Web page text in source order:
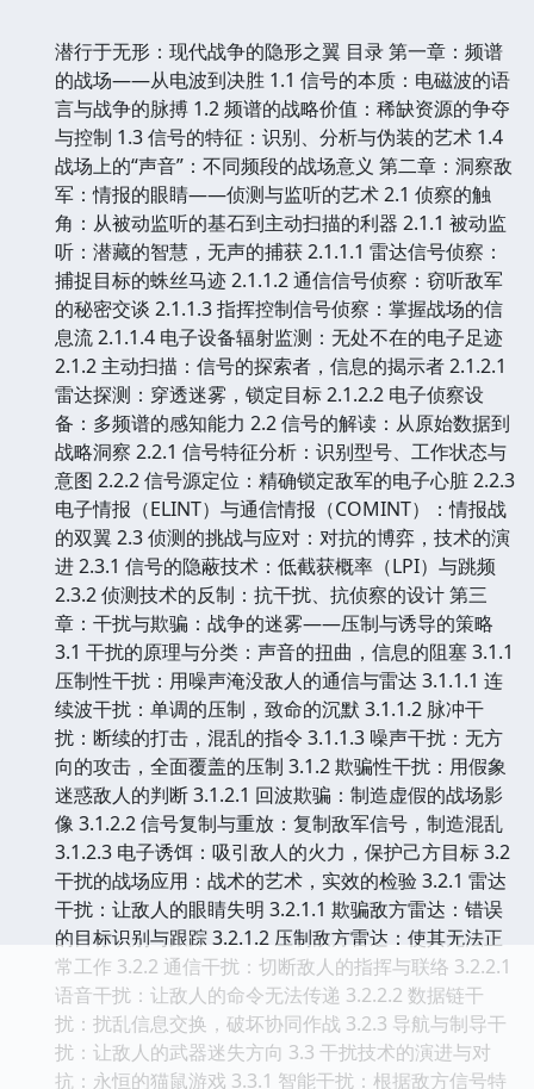
潜行于无形：现代战争的隐形之翼 目录 第一章：频谱的战场——从电波到决胜 1.1 信号的本质：电磁波的语言与战争的脉搏 1.2 频谱的战略价值：稀缺资源的争夺与控制 1.3 信号的特征：识别、分析与伪装的艺术 1.4 战场上的“声音”：不同频段的战场意义 第二章：洞察敌军：情报的眼睛——侦测与监听的艺术 2.1 侦察的触角：从被动监听的基石到主动扫描的利器 2.1.1 被动监听：潜藏的智慧，无声的捕获 2.1.1.1 雷达信号侦察：捕捉目标的蛛丝马迹 2.1.1.2 通信信号侦察：窃听敌军的秘密交谈 2.1.1.3 指挥控制信号侦察：掌握战场的信息流 2.1.1.4 电子设备辐射监测：无处不在的电子足迹 2.1.2 主动扫描：信号的探索者，信息的揭示者 2.1.2.1 雷达探测：穿透迷雾，锁定目标 2.1.2.2 电子侦察设备：多频谱的感知能力 2.2 信号的解读：从原始数据到战略洞察 2.2.1 信号特征分析：识别型号、工作状态与意图 2.2.2 信号源定位：精确锁定敌军的电子心脏 2.2.3 电子情报（ELINT）与通信情报（COMINT）：情报战的双翼 2.3 侦测的挑战与应对：对抗的博弈，技术的演进 2.3.1 信号的隐蔽技术：低截获概率（LPI）与跳频 2.3.2 侦测技术的反制：抗干扰、抗侦察的设计 第三章：干扰与欺骗：战争的迷雾——压制与诱导的策略 3.1 干扰的原理与分类：声音的扭曲，信息的阻塞 3.1.1 压制性干扰：用噪声淹没敌人的通信与雷达 3.1.1.1 连续波干扰：单调的压制，致命的沉默 3.1.1.2 脉冲干扰：断续的打击，混乱的指令 3.1.1.3 噪声干扰：无方向的攻击，全面覆盖的压制 3.1.2 欺骗性干扰：用假象迷惑敌人的判断 3.1.2.1 回波欺骗：制造虚假的战场影像 3.1.2.2 信号复制与重放：复制敌军信号，制造混乱 3.1.2.3 电子诱饵：吸引敌人的火力，保护己方目标 3.2 干扰的战场应用：战术的艺术，实效的检验 3.2.1 雷达干扰：让敌人的眼睛失明 3.2.1.1 欺骗敌方雷达：错误的目标识别与跟踪 3.2.1.2 压制敌方雷达：使其无法正常工作 3.2.2 通信干扰：切断敌人的指挥与联络 3.2.2.1 语音干扰：让敌人的命令无法传递 3.2.2.2 数据链干扰：扰乱信息交换，破坏协同作战 3.2.3 导航与制导干扰：让敌人的武器迷失方向 3.3 干扰技术的演进与对抗：永恒的猫鼠游戏 3.3.1 智能干扰：根据敌方信号特性进行自适应干扰 3.3.2 宽带干扰与窄带干扰：不同策略下的选择 3.3.3 反干扰技术：识别、过滤与补偿干扰信号 第四章：主动出击：电子攻击的利剑——摧毁与瘫痪的手段 4.1 电子攻击的定义与目标：直击敌方的电子系统 4.2 电子攻击的类型与方法：精准打击，致命一击 4.2.1 武器化信号：将信号转化为攻击的利器 4.2.1.1 微波武器：定向能攻击，瞬间摧毁 4.2.1.2 激光武器：精准光束，瘫痪电子设备 4.2.2 计算机病毒与网络攻击：渗透与瘫痪的信息战 4.2.2.1 攻击指挥控制系统：瓦解敌军的决策中枢 4.2.2.2 攻击武器系统：使其失去战斗力 4.2.2.3 攻击通信网络：切断敌军的信息生命线 4.2.3 电子战武器的部署与运用：特种作战的威力 4.3 电子攻击的效能与限制：战略威慑与战术运用 4.4 电子攻击的未来发展：智能化、自主化与无人化 第五章：隐身与反隐身：战场伪装的艺术——躲藏与反制的较量 5.1 隐身的原理与技术：让自身消失在敌人的视线中 5.1.1 雷达隐身：降低雷达反射截面积（RCS） 5.1.1.1 外形设计：减小反射面，避免直角 5.1.1.2 吸波材料：吸收雷达波，减少反射 5.1.1.3 涂层技术：改变表面特性，降低可探测性 5.1.2 红外隐身：降低自身红外辐射，对抗红外探测 5.1.3 声学隐身：降低自身产生的噪音，对抗声学探测 5.1.4 光学隐身：模拟周围环境，融入背景 5.2 反隐身技术：揭露隐藏的敌人 5.2.1 低频雷达：穿透隐身效果，探测目标 5.2.2 合成孔径雷达（SAR）：高分辨率成像，识别细节 5.2.3 多传感器融合：综合判断，减少误判 5.2.4 信号分析与识别：从微弱信号中提取信息 5.3 隐身与反隐身的持续对抗：技术的螺旋式发展 第六章：信息战的核心：网络空间的攻防——虚拟战场与现实冲突 6.1 网络空间的战略意义：新时代的战争空间 6.2 网络攻击的类型与手段：无声的渗透，致命的破坏 6.2.1 入侵与破坏：窃取信息，瘫痪系统 6.2.2 间谍与窃密：获取敏感数据，掌握主动 6.2.3 虚假信息传播：混淆视听，制造混乱 6.3 网络防御的策略与技术：固若金汤的防护网 6.3.1 入侵检测与防御：实时监控，及时响应 6.3.2 数据加密与安全认证：保护信息完整与安全 6.3.3 漏洞管理与补丁更新：消除潜在威胁 6.3.4 情报共享与协同防御：集众之力，抵御攻击 6.4 网络战与传统军事行动的融合：信息优势的放大器 第七章：电子战的未来：智能化、自主化与一体化 7.1 人工智能在电子战中的应用：让机器具备“智慧” 7.1.1 智能侦测与识别：快速分析海量信号 7.1.2 自适应干扰与欺骗：实时调整策略，有效压制 7.1.3 自主攻击与决策：在复杂环境中独立作战 7.2 无人系统在电子战中的角色：拓展战场边界 7.2.1 无人侦察平台：长时间、大范围的侦察 7.2.2 无人干扰平台：灵活部署，精准打击 7.2.3 无人机群协同作战：形成强大的电子战体系 7.3 电子战与人工智能、无人系统的一体化：形成新的作战模式 7.4 电子战的伦理与法律挑战：规则的重塑，责任的界定 引言： 在现代战争的宏大叙事中，硝烟与炮火固然触目惊心，但战场上无形的电波洪流，却扮演着更为深刻而关键的角色。它们如同无声的神经系统，连接着战场上的每一个节点，传递着生死攸关的信息，也构成了敌我双方攻防的核心。从古老的信号传递到如今的复杂电磁频谱，人类对电磁波的运用，早已渗透到军事斗争的每一个角落。 本书并非一部军事历史的回溯，也非仅仅罗列战术技巧的堆砌。它旨在深入剖析现代战争中，那些隐藏在电磁频谱之下的制胜机理。我们将一同探索，在这场无声的较量中，如何通过洞察敌军的电子脉搏，来把握战争的先机；如何巧妙地运用干扰与欺骗的艺术，来制造敌方的混乱与失误；如何通过精准的电子攻击，来瘫痪敌方的指挥与作战体系；如何在高科技的伪装下，让自身成为战场上难以捕捉的幽灵；又如何在虚拟的网络空间中，赢得信息战的胜利。 本书将带领读者穿越电磁的海洋，理解信号的语言，掌握侦测的智慧，领略干扰的威力，感受电子攻击的震撼，体会隐身与反隐身的博弈，并展望电子战的未来发展趋势。我们相信，只有深入理解这些“看不见”的战场规则，才能真正洞悉现代战争的本质，并在未来的冲突中，占据制胜的关键。 第一章：频谱的战场——从电波到决胜 电磁频谱，这个在我们日常生活中看似抽象的概念，在军事领域却是一个充满战略价值的“战场”。它涵盖了从低频的无线电波到高频的微波、红外线乃至可见光等一系列电磁辐射。每一种电磁波都携带着独特的信息，它们如同战场上的信使，传递着战术指令、目标情报、武器状态等关键数据。因此，谁能有效掌握、利用和控制电磁频谱，谁就可能在现代战争中获得决定性的优势。 1.1 信号的本质：电磁波的语言与战争的脉搏 从本质上讲，所有的电子设备，无论是雷达、通信系统还是导航设备，都在通过发射、接收和处理电磁波来完成其功能。这些电磁波并非杂乱无章，它们具有特定的频率、波形、调制方式、功率等特征，如同具有特定“语言”和“口音”的信号。敌我双方的通信信号、雷达扫描信号、电子战设备的干扰信号，都构成了战场上复杂而动态的电磁环境。理解这些信号的“语言”，识别它们的“身份”，是展开一切电子对抗活动的基础。 1.2 频谱的战略价值：稀缺资源的争夺与控制 电磁频谱资源并非取之不尽，用之不竭。可用的频段是有限的，而随着现代科技的发展，对频谱的需求却在不断增长。军事通信、雷达探测、精确制导、情报侦察等各个领域都需要占据特定的频段。因此，频谱的分配、利用和保护，本身就构成了一场激烈的战略竞争。拥有充足且高效的频谱资源，意味着能够支持更先进、更强大的电子战能力，从而在战场上获得主动权。频谱的控制权，也逐渐成为决定战争胜负的关键因素之一。 1.3 信号的特征：识别、分析与伪装的艺术 每一个电磁信号都如同一个独特的“身份证”。通过分析其频率、带宽、调制方式、脉冲宽度、脉冲重复频率等参数，军事分析人员可以判断出这是何种类型的信号（例如，是雷达信号还是通信信号），甚至是具体的设备型号。这种识别能力，是电子情报侦察的核心。反之，为了躲避侦测，己方设备会采取各种措施来改变信号特征，例如使用跳频技术（在不同频率间快速切换）、改变调制方式、降低发射功率等，从而实现“隐形”或“低可探测性”（LPI）。这种识别与反识别的博弈，构成了信号特征分析艺术的核心。 1.4 战场上的“声音”：不同频段的战场意义 不同的电磁频段，在战场上具有不同的“声音”和用途。 低频段（LF、MF、HF）：穿透性强，传播距离远，适合远距离通信和情报侦察，但带宽有限，传输速率较低。 甚高频（VHF）和超高频（UHF）：通信效率高，常用于短距离的战术通信，如步兵、坦克之间的联络。 微波频段（SHF）：带宽宽，传输速率高，是雷达、卫星通信、微波通信等的核心频段，也是电子战的重点对抗区域。 毫米波频段（EHF）：分辨率高，波束窄，适合精确制导武器和高分辨率雷达，但易受大气衰减影响。 红外线和可见光：用于光学侦察、热成像、激光制导等，虽然不属于严格意义上的“电波”，但在电子战的广义范畴内，也常常被纳入考量。 理解不同频段的特性，以及它们在战场上所承载的意义，对于制定有效的电子对抗策略至关重要。例如，在高强度电子对抗环境下，己方需要能够有效利用低频段的通信手段，同时又能对敌方的高性能雷达信号进行压制。 第二章：洞察敌军：情报的眼睛——侦测与监听的艺术 战场上，知己知彼，百战不殆。而在现代战争中，“知”的一个重要维度，就是通过电子侦测与监听，来洞察敌军的电子活动，获取宝贵的情报。这些情报，能够揭示敌军的兵力部署、作战意图、武器系统状态，甚至指挥决策过程。侦测与监听，如同赋予了战场上无形的“眼睛”和“耳朵”，让我们可以穿透迷雾，洞察敌军的每一个细微动作。 2.1 侦察的触角：从被动监听的基石到主动扫描的利器 电子侦察的手段多种多样，但核心在于如何有效地捕获和分析敌方的电磁辐射。侦察手段可以大致分为两大类：被动监听和主动扫描。 2.1.1 被动监听：潜藏的智慧，无声的捕获 被动监听是指在不向外发射任何信号的情况下，接收和分析来自敌方设备的电磁辐射。这种方式的优势在于隐蔽性极高，难以被敌方察觉，因此是获取情报的“杀手锏”。 2.1.1.1 雷达信号侦察：捕捉目标的蛛丝马迹 雷达是现代军事作战中不可或缺的装备，用于探测、跟踪目标，并为其提供精确的导航和制导信息。雷达工作时会发射电磁波，并接收目标反射的信号。雷达信号侦察设备，能够接收这些雷达信号，并对其进行分析。通过分析雷达信号的参数，如工作频率、脉冲宽度、脉冲重复频率、天线扫描方式等，可以判断出雷达的类型（如搜索雷达、跟踪雷达、火控雷达），甚至具体型号，从而了解敌方探测能力和火力部署。例如，发现敌方部署了高精度火控雷达，就意味着该区域可能存在即将发射的导弹或火炮。 2.1.1.2 通信信号侦察：窃听敌军的秘密交谈 军事通信是维持指挥、控制和协同的关键。通信信号侦察设备，能够截获敌军的无线电通信信号，包括语音通信、数据通信以及其他形式的信号。通过对这些信号进行解调、解码，可以获得敌军的命令、情报、报告等信息。通信情报（COMINT）是电子情报的重要组成部分，往往能直接揭示敌军的意图和行动计划。即使无法完全破译，仅仅截获信号本身，也能分析出通信的频率、方向、强度、规律性等，为电子战提供基础信息。 2.1.1.3 指挥控制信号侦察：掌握战场的信息流 现代战争高度依赖复杂的指挥控制（C2）系统，这些系统通过各种通信链路传递信息，协调部队行动。指挥控制信号侦察，专门针对这些C2链路进行监听，旨在掌握敌军的指挥链条、决策流程以及信息传递的实时情况。这能够帮助我方了解敌军的指挥体系是否有效，以及在关键时刻是否能及时传达命令。 2.1.1.4 电子设备辐射监测：无处不在的电子足迹 除了雷达和通信设备，战场上还有大量其他电子设备会产生电磁辐射，例如导航设备、电子战设备、甚至某些武器的发射控制单元。电子设备辐射监测，通过覆盖更宽的频段，更全面的分析这些非主要的辐射源，能够发现敌军的电子设备部署情况，甚至其武器系统的启动和运行状态。这些看似微小的辐射，有时也能提供关键的侦察线索。 2.1.2 主动扫描：信号的探索者，信息的揭示者 主动扫描是指通过向外发射电磁波，并分析返回的信号来探测目标。这种方式的优点是探测范围广，能够主动发现隐藏的敌人，但同时也存在被敌方侦测到的风险。 2.1.2.1 雷达探测：穿透迷雾，锁定目标 这是最经典的主动扫描方式。我方发射雷达波，照射预设区域，然后接收从目标（如敌方飞机、舰船、车辆）反射回来的回波。通过分析回波的到达时间、方向、强度、多普勒频移等信息，可以确定目标的距离、方位、速度、甚至某些特征。现代的先进雷达，如相控阵雷达、低截获概率雷达，能够实现更快速、更隐蔽的探测。 2.1.2.2 电子侦察设备：多频谱的感知能力 某些先进的电子侦察平台，并非仅限于被动监听，而是集成了主动扫描的功能，能够主动发射特定频率的信号，以探测特定类型的目标。例如，某些电子侦察机可能配备有专门的探测雷达，用于扫描广阔的区域，搜寻敌方部署的雷达系统。这种主动扫描能力，弥补了被动监听的局限性，使得侦察活动更加全面和主动。 2.2 信号的解读：从原始数据到战略洞察 捕获了大量的电磁信号后，真正的挑战才刚刚开始：如何从这些原始数据中提取出有价值的情报。这需要一套复杂的信号分析和解读流程。 2.2.1 信号特征分析：识别型号、工作状态与意图 如前所述，信号的特征参数是识别其身份的关键。通过建立庞大的信号特征数据库，比对分析出的参数，可以判断出信号源的具体设备型号。例如，通过分析雷达信号的特征，可以判断是敌方防空雷达还是预警雷达。同时，信号的工作状态（如是否处于连续扫描、目标跟踪模式）和发射规律，也能间接推断出敌方的作战意图。 2.2.2 信号源定位：精确锁定敌军的电子心脏 仅仅知道敌方存在某个电子设备是不够的，更重要的是要知道它在哪里。信号源定位技术，是电子侦察的重中之重。通过利用多个侦察点接收同一信号，并通过三角测量、到达时间差（TDOA）、到达角度（DOA）等技术，可以精确地计算出信号源的地理位置。将敌方雷达、通信站等关键电子设施的位置绘制在地图上，就能为后续的电子攻击或火力打击提供精准的目标坐标。 2.2.3 电子情报（ELINT）与通信情报（COMINT）：情报战的双翼 电子情报（ELINT）主要指对非通信类电子设备（如雷达、导航系统）的辐射进行侦察、分析和识别所获得的情报。 通信情报（COMINT）则专注于截获和分析通信信号。 ELINT和COMINT是电子侦察的两大支柱，它们相互补充，共同构成了现代军事情报体系的重要组成部分。ELINT可以揭示敌军的电子系统能力和部署，而COMINT则能直击敌军的指挥意图和作战计划。 2.3 侦测的挑战与应对：对抗的博弈，技术的演进 电子侦察并非一帆风顺，敌方也在不断地采取措施来对抗侦察。 2.3.1 信号的隐蔽技术：低截获概率（LPI）与跳频 为了降低被侦测到的概率，现代电子设备广泛采用低截获概率（LPI）技术。例如，LPI雷达的信号功率较低，波形复杂，且在频率上进行快速跳变，使得侦察设备难以锁定和识别。跳频通信也通过在短时间内频繁更换通信频率，来规避敌方对特定频率的监听。 2.3.2 侦测技术的反制：抗干扰、抗侦察的设计 面对敌方的隐蔽技术，侦察设备也在不断进化。先进的侦察系统具备更强的信号处理能力，能够从复杂的背景噪声中提取微弱的信号。同时，发展抗干扰技术，使得侦察设备在遭受敌方干扰时，仍能保持一定的探测能力。此外，利用多平台、多传感器信息融合，也能够弥补单一侦察手段的不足，提高侦测的成功率。 第三章：干扰与欺骗：战争的迷雾——压制与诱导的策略 在电磁频谱的战场上，除了侦察敌军，更直接的对抗手段就是运用干扰与欺骗技术，给敌军制造混乱，使其判断失误，甚至丧失作战能力。干扰，如同在战场上投下一团团迷雾，扭曲敌人的视线；欺骗，则如同变幻莫测的幻影，诱导敌人走向错误的战场。这是一种集智慧、技术与策略于一体的博弈，目标在于有效削弱敌方的电子系统效能，为己方作战创造有利条件。 3.1 干扰的原理与分类：声音的扭曲，信息的阻塞 干扰的根本原理是利用自身的电磁信号，对敌方电磁信号的接收和处理过程产生不利影响。根据其作用方式，干扰可以大致分为压制性干扰和欺骗性干扰。 3.1.1 压制性干扰：用噪声淹没敌人的通信与雷达 压制性干扰旨在通过发射高强度的信号，淹没或削弱敌方设备的正常工作信号，使其无法有效地接收或处理信息。 3.1.1.1 连续波干扰：单调的压制，致命的沉默 连续波（CW）干扰是指以持续的、单调的电磁波能量对敌方信号进行压制。这种干扰方式简单有效，对于那些工作在固定频率上的通信或雷达系统，可以通过发射相同或邻近频率的强信号，使其接收机的灵敏度大幅下降，甚至完全无法工作。其效果如同在安静的环境中，突然发出持续不断的刺耳噪音，让人无法集中注意力。 3.1.1.2 脉冲干扰：断续的打击，混乱的指令 脉冲干扰是指发射一系列短促的脉冲信号，对敌方设备进行干扰。这种干扰方式可以针对雷达的脉冲接收机，使其在接收到干扰脉冲时，误判为目标回波，产生虚警；或者干扰其对真实回波的识别。通过精心设计的脉冲形状和重复频率，可以模拟真实的雷达回波，或者在敌方雷达脉冲之间注入干扰，使其无法正确测距或测速。 3.1.1.3 噪声干扰：无方向的攻击，全面覆盖的压制 噪声干扰是一种广谱干扰，其能量分布在较宽的频率范围内。这种干扰方式通常产生的是一种“噪音”，能够有效地淹没敌方接收到的所有信号，无论其工作频率如何。就像在寂静的房间里突然爆发巨大的白噪音，足以让任何细微的声音都无法被听清。对于通信系统而言，噪声干扰能够切断其通信链路；对于雷达而言，则会严重降低其探测能力。 3.1.2 欺骗性干扰：用假象迷惑敌人的判断 欺骗性干扰并非简单地压制信号，而是要制造虚假的信号或信息，误导敌方的判断，使其做出错误的决策。 3.1.2.1 回波欺骗：制造虚假的战场影像 通过发射模拟的、虚假的雷达回波，可以欺骗敌方雷达。例如，可以生成虚假的雷达目标，使其出现在错误的位置、具有错误的运动轨迹。这能够诱使敌方的防空系统将注意力集中在虚假目标上，或者在战场上制造混乱，使其无法区分真实的威胁。 3.1.2.2 信号复制与重放：复制敌军信号，制造混乱 电子战系统可以截获敌方的通信或雷达信号，然后进行复制，并重新发射出去。例如，可以复制敌方部队的通信信号，然后以己方的身份发送虚假信息，扰乱敌方的指挥体系。或者复制敌方雷达信号，并延迟一段时间后重放，制造重复的目标映像，使其混淆。 3.1.2.3 电子诱饵：吸引敌人的火力，保护己方目标 电子诱饵是一种模拟敌方重要目标（如飞机、导弹）的电磁信号源。将其部署在战场上，可以吸引敌方的雷达探测和导弹攻击，从而保护己方真实的、更重要的目标。诱饵本身可能是一个简单的信号发生器，也可能是一个具备一定机动能力的无人平台。 3.2 干扰的战场应用：战术的艺术，实效的检验 干扰与欺骗技术的运用，是电子战中非常重要的战术组成部分，其应用场景广泛，效果显著。 3.2.1 雷达干扰：让敌人的眼睛失明 雷达是现代军事作战的“眼睛”，对其进行干扰，能够极大地削弱敌方的侦察、跟踪和指挥能力。 3.2.1.1 欺骗敌方雷达：错误的目标识别与跟踪 通过发射欺骗性信号，可以使敌方雷达将己方目标识别为友方，或者将不存在的目标识别为威胁。这可以用于掩护己方部队的行动，或者诱使敌方误判形势，采取错误的应对措施。 3.2.1.2 压制敌方雷达：使其无法正常工作 通过强烈的压制性干扰，可以直接使敌方雷达瘫痪，使其无法探测到任何目标。在攻击敌方雷达阵地时，或者在己方部队突破敌方防线时，这种干扰是至关重要的。例如，在空袭行动中，电子战飞机可以提前对敌方的防空雷达进行干扰，为其攻击机群开辟安全通道。 3.2.2 通信干扰：切断敌人的指挥与联络 通信是维持部队协同作战的生命线。对敌方通信进行干扰，能够有效瓦解其指挥体系，使其陷入混乱。 3.2.2.1 语音干扰：让敌人的命令无法传递 通过在敌方语音通信的频段上注入噪声或特定的干扰信号，可以使敌方的语音通信变得模糊不清，甚至完全无法听到。这将直接阻碍指挥官向部队下达命令，导致部队行动迟缓、协调失灵。 3.2.2.2 数据链干扰：扰乱信息交换，破坏协同作战 现代战争中，数据链在部队之间的信息交换中扮演着重要角色。对数据链进行干扰，可以阻止敌方部队之间共享目标信息、态势感知信息，甚至武器指令。这将极大地破坏敌方的协同作战能力，使其变成一盘散沙。 3.2.3 导航与制导干扰：让敌人的武器迷失方向 许多武器系统，特别是导弹和精确制导炸弹，都依赖于导航和制导系统来打击目标。对这些系统进行干扰，能够使其偏离目标，甚至完全失效。 GPS干扰：GPS（全球定位系统）是目前最常用的导航系统之一。通过发射GPS欺骗或压制信号，可以使敌方的GPS接收机接收到错误的定位信息，导致导弹或飞行器飞错方向。 雷达/激光制导干扰：针对敌方武器的雷达或激光制导系统，可以发射干扰信号，使其无法锁定目标，或者干扰其对目标信息的识别。 3.3 干扰技术的演进与对抗：永恒的猫鼠游戏 干扰技术与反干扰技术之间，是永恒的“猫鼠游戏”。一方发展新的干扰手段，另一方则研发更有效的反制技术。 3.3.1 智能干扰：根据敌方信号特性进行自适应干扰 现代电子战系统不再是简单的“广谱撒网”，而是能够通过侦察和分析敌方信号的特征，然后有针对性地调整自身的干扰策略，以达到最佳的干扰效果。这种“智能干扰”能够根据敌方雷达的模式、通信的频率变化等，实时调整自身的干扰频率、功率和波形，使其干扰效率更高，消耗的能量更少。 3.3.2 宽带干扰与窄带干扰：不同策略下的选择 宽带干扰可以覆盖较宽的频段，对多种信号同时产生影响，但其能量分布较为分散。窄带干扰则集中能量在某个特定频段，对特定信号的压制效果更强，但容易被敌方的频率跳变或频率捷变技术所规避。如何选择合适的干扰方式，取决于战场上的具体情况和敌我双方的电子对抗能力。 3.3.3 反干扰技术：识别、过滤与补偿干扰信号 敌方的干扰虽然强大，但并非无懈可击。己方通过发展反干扰技术，能够识别、过滤甚至补偿干扰信号的影响。例如，通过先进的数字信号处理技术，可以从充满噪声的信号中提取出微弱的目标回波；通过自适应滤波技术，可以滤除特定的干扰频率；通过冗余通信链路或频率备份，可以在一条链路被干扰时，及时切换到另一条链路。